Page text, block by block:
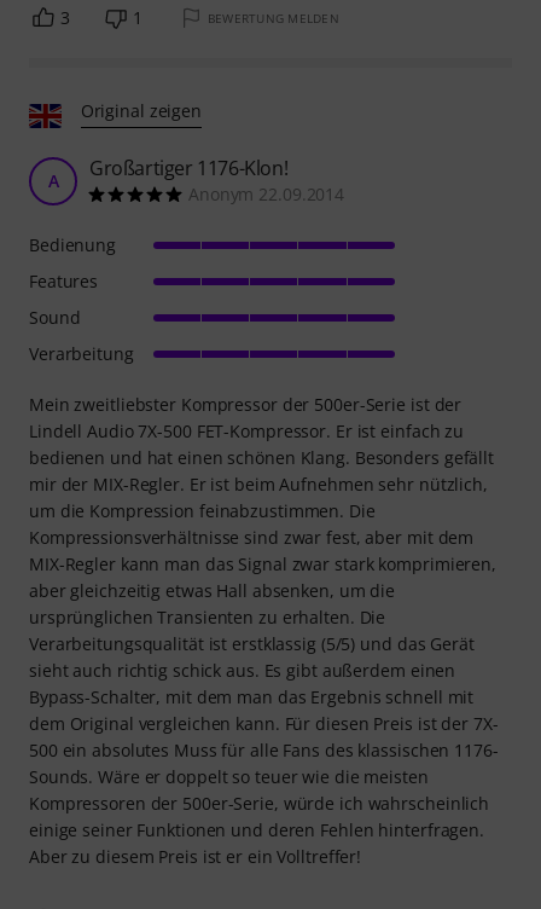
3 1 BEWERTUNG MELDEN
Original zeigen
A Großartiger 1176-Klon!
Anonym 22.09.2014
Mein zweitliebster Kompressor der 500er-Serie ist der
Lindell Audio 7X-500 FET-Kompressor. Er ist einfach zu
bedienen und hat einen schönen Klang. Besonders gefällt
mir der MIX-Regler. Er ist beim Aufnehmen sehr nützlich,
um die Kompression feinabzustimmen. Die
Kompressionsverhältnisse sind zwar fest, aber mit dem
MIX-Regler kann man das Signal zwar stark komprimieren,
aber gleichzeitig etwas Hall absenken, um die
ursprünglichen Transienten zu erhalten. Die
Verarbeitungsqualität ist erstklassig (5/5) und das Gerät
sieht auch richtig schick aus. Es gibt außerdem einen
Bypass-Schalter, mit dem man das Ergebnis schnell mit
dem Original vergleichen kann. Für diesen Preis ist der 7X-
500 ein absolutes Muss für alle Fans des klassischen 1176-
Sounds. Wäre er doppelt so teuer wie die meisten
Kompressoren der 500er-Serie, würde ich wahrscheinlich
einige seiner Funktionen und deren Fehlen hinterfragen.
Aber zu diesem Preis ist er ein Volltreffer!
Bedienung
Features
Sound
Verarbeitung